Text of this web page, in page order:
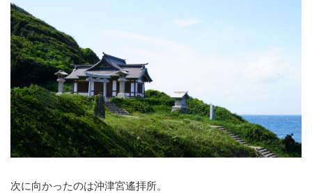
次に向かったのは沖津宮遙拝所。